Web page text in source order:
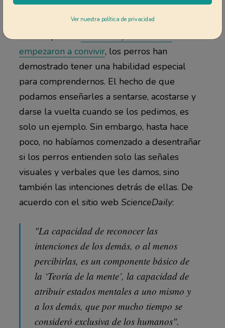
forma distinta ante ellas.
Desde que loshumanos y los cánidos
empezaron a convivir, los perros han
demostrado tener una habilidad especial
para comprendernos. El hecho de que
podamos enseñarles a sentarse, acostarse y
darse la vuelta cuando se los pedimos, es
solo un ejemplo. Sin embargo, hasta hace
poco, no habíamos comenzado a desentrañar
si los perros entienden solo las señales
visuales y verbales que les damos, sino
también las intenciones detrás de ellas. De
acuerdo con el sitio web ScienceDaily:
"La capacidad de reconocer las
intenciones de los demás, o al menos
percibirlas, es un componente básico de
la ‘Teoría de la mente’, la capacidad de
atribuir estados mentales a uno mismo y
a los demás, que por mucho tiempo se
consideró exclusiva de los humanos".
Ver nuestra política de privacidad